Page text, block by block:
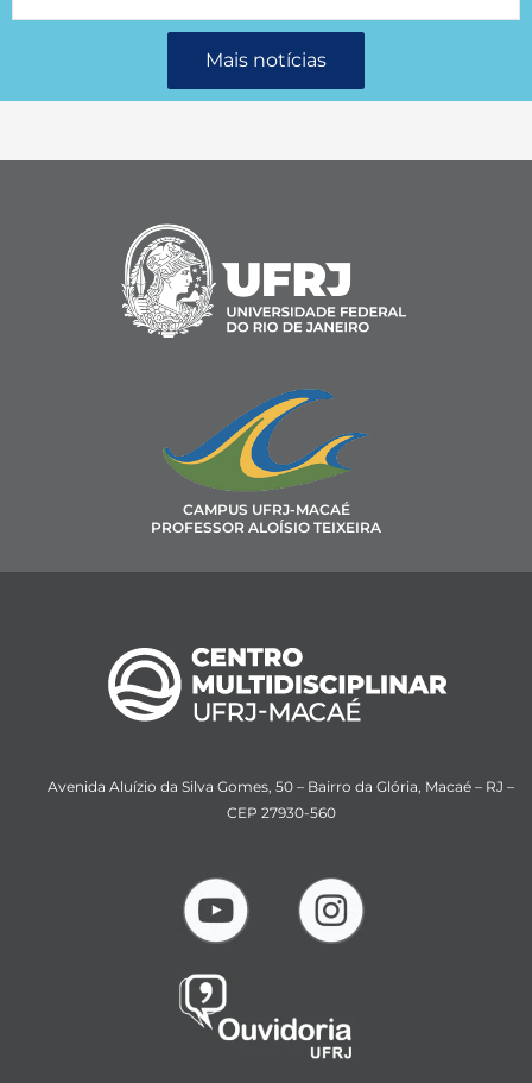
Mais notícias
CAMPUS UFRJ-MACAÉ
PROFESSOR ALOÍSIO TEIXEIRA
Avenida Aluízio da Silva Gomes, 50 – Bairro da Glória, Macaé – RJ –
CEP 27930-560